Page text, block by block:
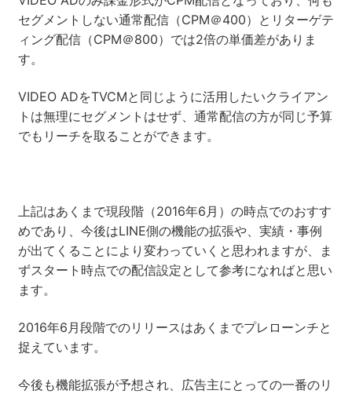
セグメントしない通常配信（CPM＠400）とリターゲテ
ィング配信（CPM＠800）では2倍の単価差がありま
す。
VIDEO ADをTVCMと同じように活用したいクライアン
トは無理にセグメントはせず、通常配信の方が同じ予算
でもリーチを取ることができます。
上記はあくまで現段階（2016年6月）の時点でのおすす
めであり、今後はLINE側の機能の拡張や、実績・事例
が出てくることにより変わっていくと思われますが、ま
ずスタート時点での配信設定として参考になればと思い
ます。
2016年6月段階でのリリースはあくまでプレローンチと
捉えています。
今後も機能拡張が予想され、広告主にとっての一番のリ